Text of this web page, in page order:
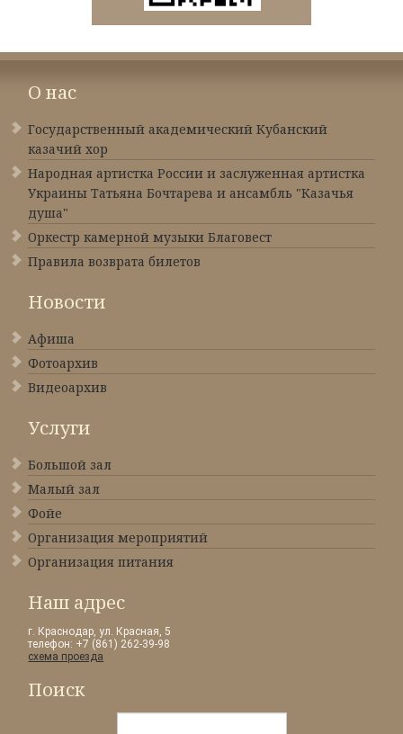
О нас
Государственный академический Кубанский
казачий хор
Народная артистка России и заслуженная артистка
Украины Татьяна Бочтарева и ансамбль "Казачья
душа"
Оркестр камерной музыки Благовест
Правила возврата билетов
Новости
Афиша
Фотоархив
Видеоархив
Услуги
Большой зал
Малый зал
Фойе
Организация мероприятий
Организация питания
Наш адрес
г. Краснодар, ул. Красная, 5
телефон: +7 (861) 262-39-98
схема проезда
Поиск